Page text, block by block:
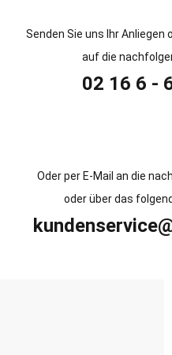
Senden Sie uns Ihr Anliegen
auf die
02 16 6 -
Oder per E-Mail an die
oder über das